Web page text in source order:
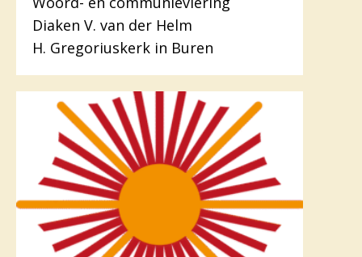
Diaken V. van der Helm
H. Gregoriuskerk in Buren